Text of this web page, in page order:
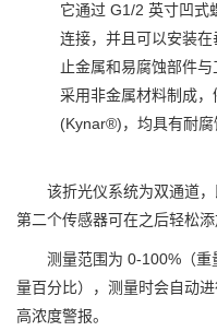
它通过 G1/2 英寸凹式
连接，并且可以安装
止金属和易腐蚀部件
采用非金属材料制成
(Kynar®)，均具有耐腐
该折光仪系统为双通道
第二个传感器可在之后轻松添
测量范围为 0-100%（
量百分比），测量时会自动
高浓度警报。